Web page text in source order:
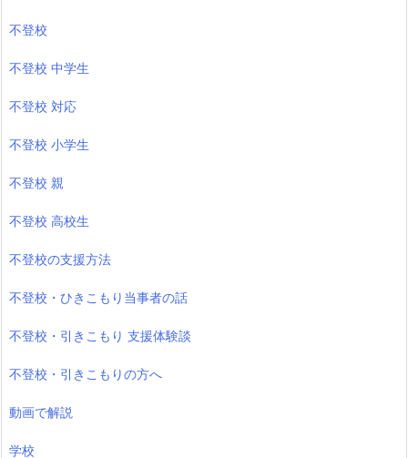
不登校
不登校 中学生
不登校 対応
不登校 小学生
不登校 親
不登校 高校生
不登校の支援方法
不登校・ひきこもり当事者の話
不登校・引きこもり 支援体験談
不登校・引きこもりの方へ
動画で解説
学校